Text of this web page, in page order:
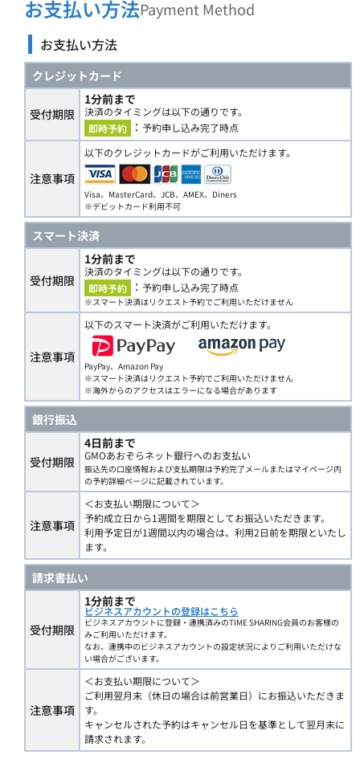
お支払い方法Payment Method
お支払い方法
クレジットカード
受付期限
1分前まで
決済のタイミングは以下の通りです。
即時予約
： 予約申し込み完了時点
注意事項
以下のクレジットカードがご利用いただけます。
Visa、MasterCard、JCB、AMEX、Diners
※デビットカード利用不可
スマート決済
受付期限
1分前まで
決済のタイミングは以下の通りです。
即時予約
： 予約申し込み完了時点
※スマート決済はリクエスト予約でご利用いただけません
注意事項
以下のスマート決済がご利用いただけます。
PayPay、Amazon Pay
※スマート決済はリクエスト予約でご利用いただけません
※海外からのアクセスはエラーになる場合があります
銀行振込
受付期限
4日前まで
GMOあおぞらネット銀行へのお支払い
振込先の口座情報および支払期限は予約完了メールまたはマイページ内
の予約詳細ページに記載されています。
注意事項
＜お支払い期限について＞
予約成立日から1週間を期限としてお振込いただきます。
利用予定日が1週間以内の場合は、利用2日前を期限といたし
ます。
請求書払い
受付期限
1分前まで
ビジネスアカウントの登録はこちら
ビジネスアカウントに登録・連携済みのTIME SHARING会員のお客様の
みご利用いただけます。
なお、連携中のビジネスアカウントの設定状況によりご利用いただけな
い場合がございます。
注意事項
＜お支払い期限について＞
ご利用翌月末（休日の場合は前営業日）にお振込いただきま
す。
キャンセルされた予約はキャンセル日を基準として翌月末に
請求されます。